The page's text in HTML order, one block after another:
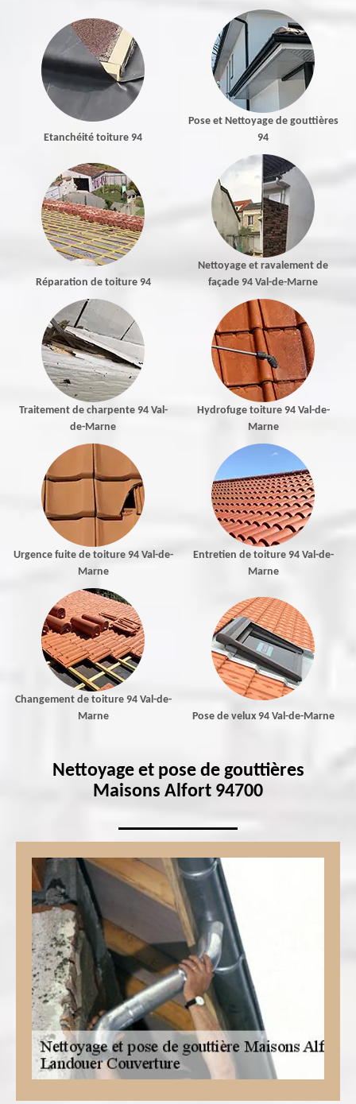
Etanchéité toiture 94
Pose et Nettoyage de gouttières
94
Réparation de toiture 94
Nettoyage et ravalement de
façade 94 Val-de-Marne
Traitement de charpente 94 Val-
de-Marne
Hydrofuge toiture 94 Val-de-
Marne
Urgence fuite de toiture 94 Val-de-
Marne
Entretien de toiture 94 Val-de-
Marne
Changement de toiture 94 Val-de-
Marne
Pose de velux 94 Val-de-Marne
Nettoyage et pose de gouttières
Maisons Alfort 94700